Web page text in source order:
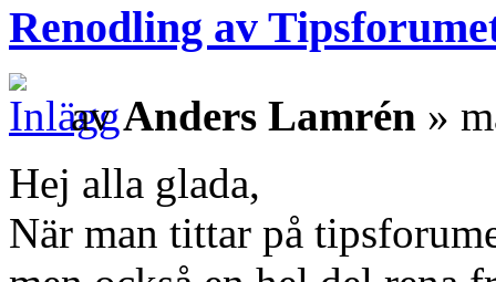
Renodling av
avAnders Lamrén »
Hej alla glada,
När man tittar på